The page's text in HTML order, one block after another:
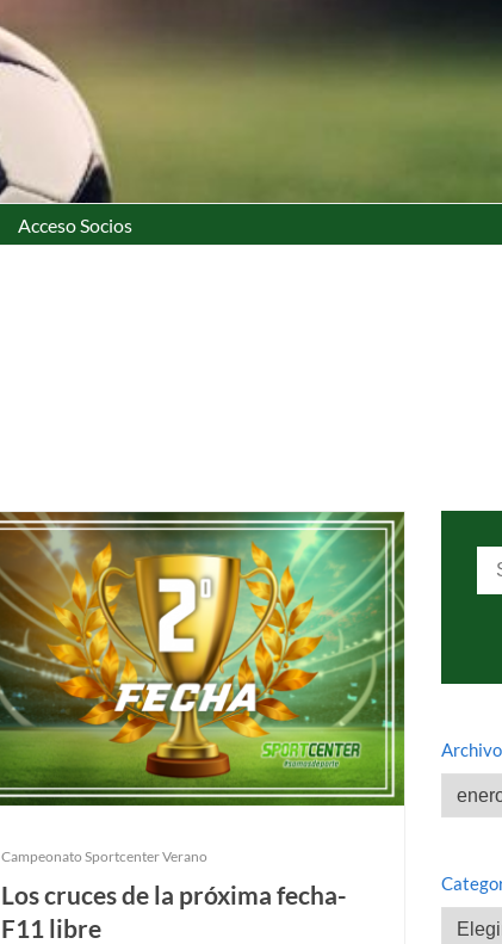
Acceso Socios
Campeonato Sportcenter Verano
Los cruces de la próxima fecha-
F11 libre